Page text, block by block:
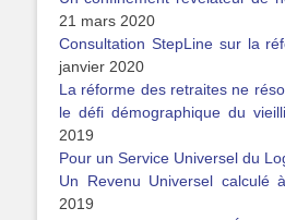
21 mars 2020
Consultation StepLine sur la
janvier 2020
La réforme des retraites ne
le défi démographique du
2019
Pour un Service Universel du
Un Revenu Universel calculé
2019